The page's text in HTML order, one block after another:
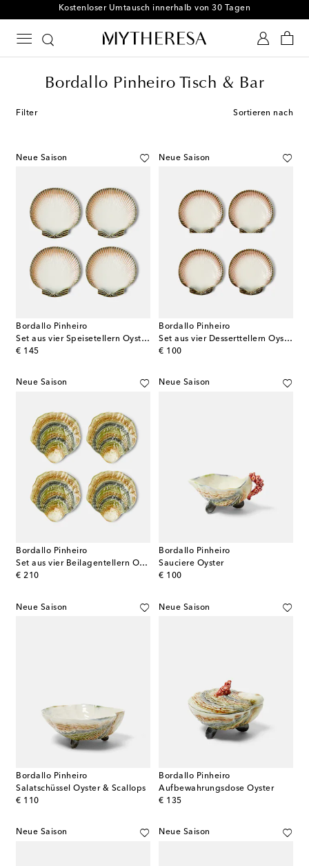
Kostenloser Umtausch innerhalb von 30 Tagen
Bordallo Pinheiro Tisch & Bar
Filter Sortieren nach
Neue Saison
Bordallo Pinheiro
Set aus vier Speisetellern Oysters and Scallops
€ 145
original price
Neue Saison
Bordallo Pinheiro
Set aus vier Desserttellern Oyster & Scallops
€ 100
original price
Neue Saison
Bordallo Pinheiro
Set aus vier Beilagentellern Oyster & Scallops
€ 210
original price
Neue Saison
Bordallo Pinheiro
Sauciere Oyster
€ 100
original price
Neue Saison
Bordallo Pinheiro
Salatschüssel Oyster & Scallops
€ 110
original price
Neue Saison
Bordallo Pinheiro
Aufbewahrungsdose Oyster
€ 135
original price
Neue Saison Neue Saison